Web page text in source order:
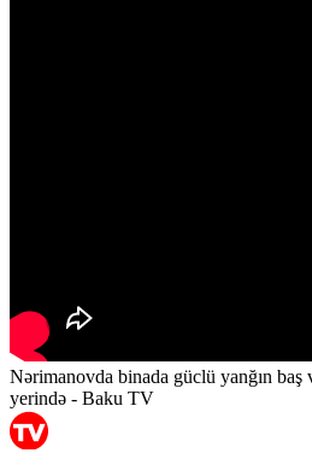
Nərimanovda binada güclü yanğın baş
yerində - Baku TV